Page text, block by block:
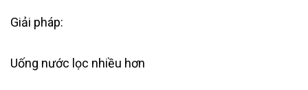
Giải pháp:
Uống nước lọc nhiều hơn